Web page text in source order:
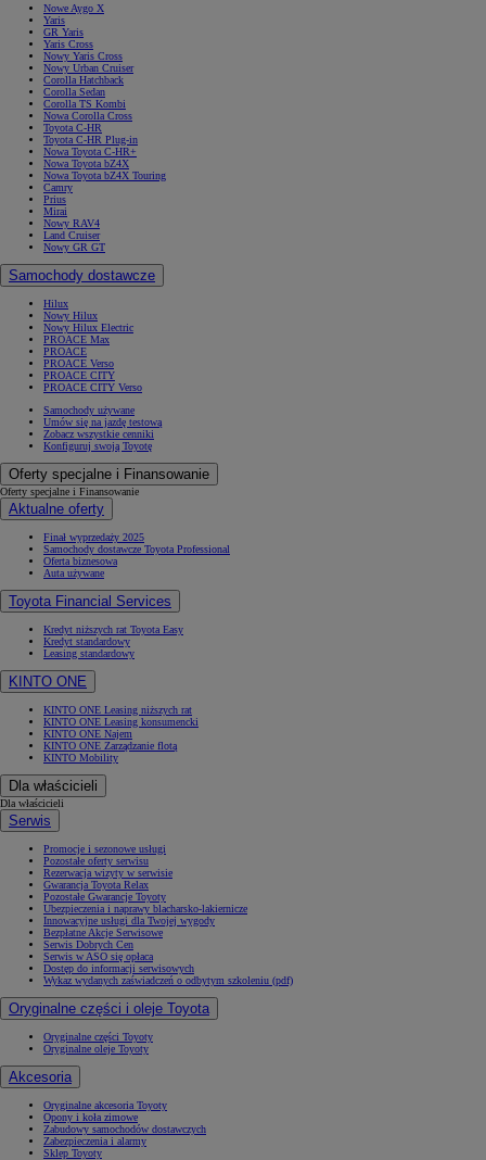
Nowe Aygo X
Yaris
GR Yaris
Yaris Cross
Nowy Yaris Cross
Nowy Urban Cruiser
Corolla Hatchback
Corolla Sedan
Corolla TS Kombi
Nowa Corolla Cross
Toyota C-HR
Toyota C-HR Plug-in
Nowa Toyota C-HR+
Nowa Toyota bZ4X
Nowa Toyota bZ4X Touring
Camry
Prius
Mirai
Nowy RAV4
Land Cruiser
Nowy GR GT
Samochody dostawcze
Hilux
Nowy Hilux
Nowy Hilux Electric
PROACE Max
PROACE
PROACE Verso
PROACE CITY
PROACE CITY Verso
Samochody używane
Umów się na jazdę testową
Zobacz wszystkie cenniki
Konfiguruj swoją Toyotę
Oferty specjalne i Finansowanie
Oferty specjalne i Finansowanie
Aktualne oferty
Finał wyprzedaży 2025
Samochody dostawcze Toyota Professional
Oferta biznesowa
Auta używane
Toyota Financial Services
Kredyt niższych rat Toyota Easy
Kredyt standardowy
Leasing standardowy
KINTO ONE
KINTO ONE Leasing niższych rat
KINTO ONE Leasing konsumencki
KINTO ONE Najem
KINTO ONE Zarządzanie flotą
KINTO Mobility
Dla właścicieli
Dla właścicieli
Serwis
Promocje i sezonowe usługi
Pozostałe oferty serwisu
Rezerwacja wizyty w serwisie
Gwarancja Toyota Relax
Pozostałe Gwarancje Toyoty
Ubezpieczenia i naprawy blacharsko-lakiernicze
Innowacyjne usługi dla Twojej wygody
Bezpłatne Akcje Serwisowe
Serwis Dobrych Cen
Serwis w ASO się opłaca
Dostęp do informacji serwisowych
Wykaz wydanych zaświadczeń o odbytym szkoleniu (pdf)
Oryginalne części i oleje Toyota
Oryginalne części Toyoty
Oryginalne oleje Toyoty
Akcesoria
Oryginalne akcesoria Toyoty
Opony i koła zimowe
Zabudowy samochodów dostawczych
Zabezpieczenia i alarmy
Sklep Toyoty